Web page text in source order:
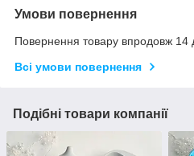
Умови повернення
Повернення товару впродовж 14
Всі умови повернення
Подібні товари компанії